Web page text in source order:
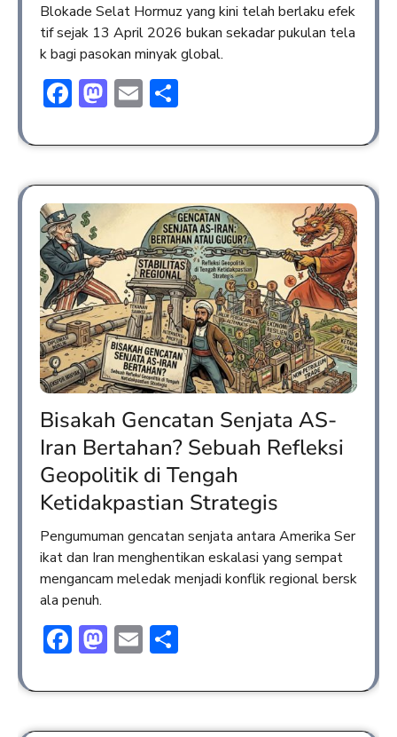
Blokade Selat Hormuz yang kini telah berlaku efek
tif sejak 13 April 2026 bukan sekadar pukulan tela
k bagi pasokan minyak global.
Facebook
Mastodon
Email
Bisakah Gencatan Senjata AS-
Iran Bertahan? Sebuah Refleksi
Geopolitik di Tengah
Ketidakpastian Strategis
Pengumuman gencatan senjata antara Amerika Ser
ikat dan Iran menghentikan eskalasi yang sempat
mengancam meledak menjadi konflik regional bersk
ala penuh.
Facebook
Mastodon
Email